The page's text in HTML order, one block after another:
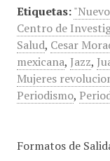
Etiquetas:
Centro de
Salud, Cesar
mexicana, Jazz,
Mujeres
Periodismo,
Formatos de